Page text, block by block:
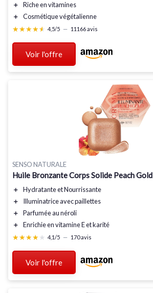
＋
Riche en vitamines
＋
Cosmétique végétalienne
★★★★★
★★★★★ 4,5/5 — 11166 avis
Voir l'offre
SENSO NATURALE
Huile Bronzante Corps Solide Peach Gold
＋ HydratanteetNourrissante
＋
Illuminatriceavec paillettes
＋
Parfuméeau néroli
＋
Enrichieen vitamine E et karité
★★★★★
★★★★★ 4,1/5 — 170 avis
Voir l'offre